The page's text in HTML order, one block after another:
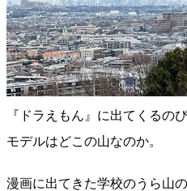
『ドラえもん』に出てくるの
モデルはどこの山なのか。
漫画に出てきた学校のうら山